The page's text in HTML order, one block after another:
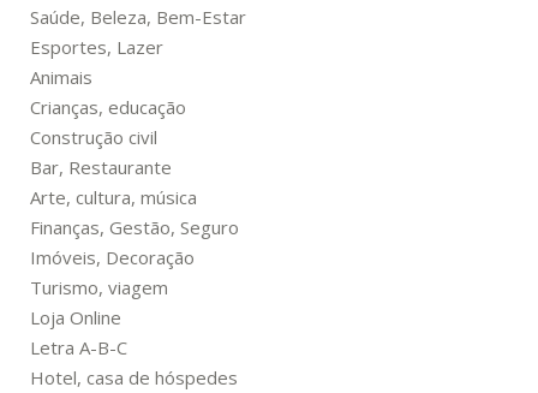
Saúde, Beleza, Bem-Estar
Esportes, Lazer
Animais
Crianças, educação
Construção civil
Bar, Restaurante
Arte, cultura, música
Finanças, Gestão, Seguro
Imóveis, Decoração
Turismo, viagem
Loja Online
Letra A-B-C
Hotel, casa de hóspedes